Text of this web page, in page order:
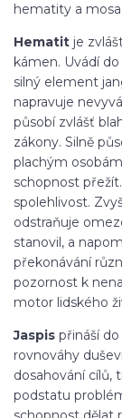
hematity a
Hematit je
kámen. Uvádí
silný element
napravuje
působí zvlášť
zákony. Silně
plachým
schopnost
spolehlivost.
odstraňuje
stanovil, a
překonávání
pozornost k
motor lidského
Jaspis přináší
rovnováhy
dosahování cílů,
podstatu